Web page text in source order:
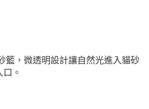
籃，微透明設計讓自然光進入貓砂
。